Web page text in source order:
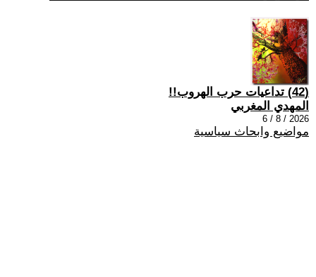
(42) تداعيات حرب الهروب!!
المهدي المغربي
2026 / 8 / 6
مواضيع وابحاث سياسية